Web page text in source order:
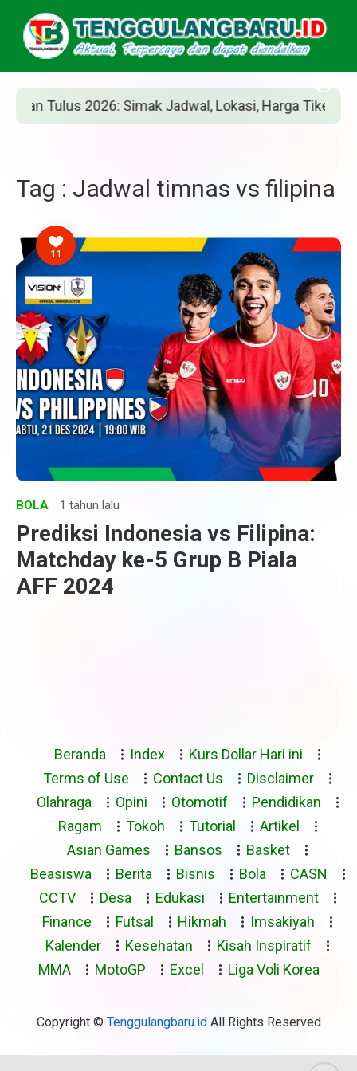
Tulus 2026: Simak Jadwal, Lokasi, Harga Tiket, dan
Tag : Jadwal timnas vs filipina
11
BOLA 1 tahun lalu
Prediksi Indonesia vs Filipina:
Matchday ke-5 Grup B Piala
AFF 2024
Beranda Index
Kurs Dollar Hari ini
Terms of Use
Contact Us
Disclaimer
Olahraga
Opini Otomotif
Pendidikan
Ragam
Tokoh Tutorial
Artikel
Asian Games
Bansos
Basket
Beasiswa
Berita Bisnis Bola
CASN
CCTV
Desa Edukasi
Entertainment
Finance
Futsal Hikmah
Imsakiyah
Kalender
Kesehatan
Kisah Inspiratif
MMA
MotoGP Excel Liga Voli Korea
Copyright © Tenggulangbaru.idAll Rights Reserved